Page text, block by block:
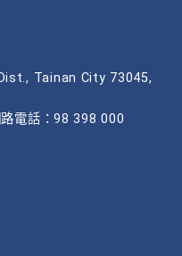
Tainan City 73045,
電話：98 398 000